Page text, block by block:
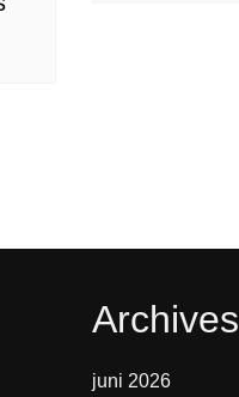
Archives
juni 2026